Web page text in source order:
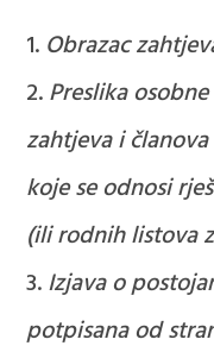
Obrazac
Preslika
zahtjeva i
koje se odnosi
(ili rodnih listova
Izjava o
potpisana od